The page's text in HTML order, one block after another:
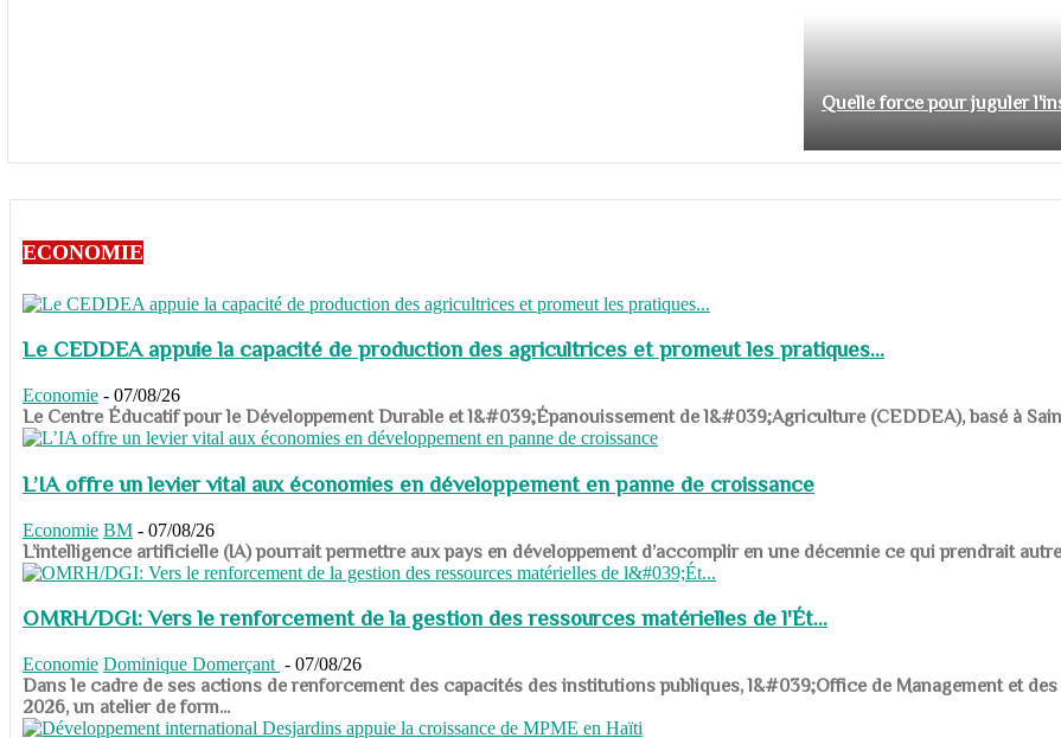
Quelle force pour juguler
ECONOMIE
Le CEDDEA appuie la capacité de production des agricultrices et promeut les pratiques...
Economie - 07/08/26
​​​​​​​Le Centre Éducatif pour le Développement Durable et l&#039;Épanouissement de l&#039;Agriculture (CEDDEA), basé à
L’IA offre un levier vital aux économies en développement en panne de croissance
Economie BM - 07/08/26
​​​​​​​L’intelligence artificielle (IA) pourrait permettre aux pays en développement d’accomplir en une décennie ce qui prendrait
OMRH/DGI: Vers le renforcement de la gestion des ressources matérielles de l'Ét...
Economie Dominique Domerçant - 07/08/26
Dans le cadre de ses actions de renforcement des capacités des institutions publiques, l&#039;Office de Management et
2026, un atelier de form...